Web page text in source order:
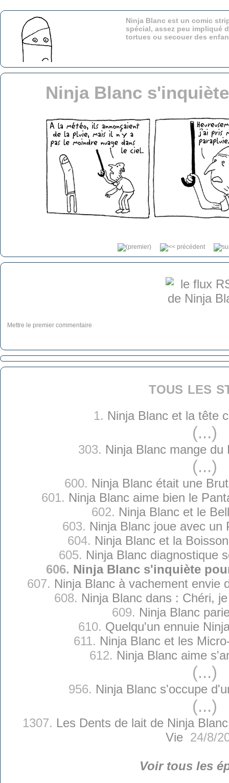
Ninja Blanc est un comic
spécial, assez peu impliqué
tortues ou secouer des
Ninja Blanc
Mettre le premier commentaire
tous les
1. Ninja Blanc et la tête
(...)
303. Ninja Blanc mange du
(...)
600. Ninja Blanc était une
601. Ninja Blanc aime bien le
602. Ninja Blanc et le
603. Ninja Blanc joue avec un
604. Ninja Blanc et la
605. Ninja Blanc diagnostique
606. Ninja Blanc s'inquiète
607. Ninja Blanc à vachement envie
608. Ninja Blanc dans : Chéri,
609. Ninja Blanc
610. Quelqu'un ennuie
611. Ninja Blanc et les
612. Ninja Blanc aime
(...)
956. Ninja Blanc s'occupe
(...)
1307. Les Dents de lait de Ninja
Vie24/8/
Voir tous les